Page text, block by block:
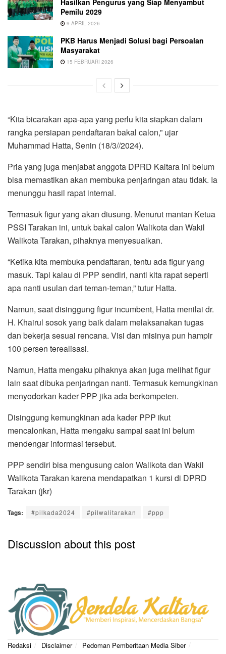
Hasilkan Pengurus yang Siap Menyambut
Pemilu 2029
9 APRIL 2026
PKB Harus Menjadi Solusi bagi Persoalan
Masyarakat
15 FEBRUARI 2026
“Kita bicarakan apa-apa yang perlu kita siapkan dalam
rangka persiapan pendaftaran bakal calon,” ujar
Muhammad Hatta, Senin (18/3//2024).
Pria yang juga menjabat anggota DPRD Kaltara ini belum
bisa memastikan akan membuka penjaringan atau tidak. Ia
menunggu hasil rapat internal.
Termasuk figur yang akan diusung. Menurut mantan Ketua
PSSI Tarakan ini, untuk bakal calon Walikota dan Wakil
Walikota Tarakan, pihaknya menyesuaikan.
“Ketika kita membuka pendaftaran, tentu ada figur yang
masuk. Tapi kalau di PPP sendiri, nanti kita rapat seperti
apa nanti usulan dari teman-teman,” tutur Hatta.
Namun, saat disinggung figur incumbent, Hatta menilai dr.
H. Khairul sosok yang baik dalam melaksanakan tugas
dan bekerja sesuai rencana. Visi dan misinya pun hampir
100 persen terealisasi.
Namun, Hatta mengaku pihaknya akan juga melihat figur
lain saat dibuka penjaringan nanti. Termasuk kemungkinan
menyodorkan kader PPP jika ada berkompeten.
Disinggung kemungkinan ada kader PPP ikut
mencalonkan, Hatta mengaku sampai saat ini belum
mendengar informasi tersebut.
PPP sendiri bisa mengusung calon Walikota dan Wakil
Walikota Tarakan karena mendapatkan 1 kursi di DPRD
Tarakan (jkr)
Tags: #pilkada2024 #pilwalitarakan #ppp
Discussion about this post
Redaksi Disclaimer
Pedoman Pemberitaan Media Siber